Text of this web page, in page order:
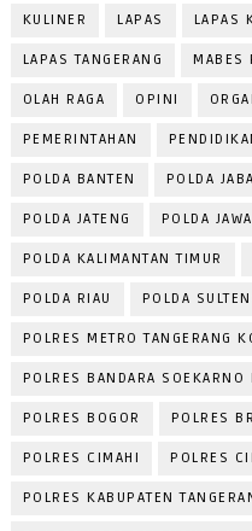
KULINER LAPAS LAPAS
LAPAS TANGERANG MABES
OLAH RAGA OPINI
PEMERINTAHAN
POLDA BANTEN POLDA
POLDA JATENG POLDA
POLDA KALIMANTAN TIMUR
POLDA RIAU POLDA
POLRES METRO TANGERANG
POLRES BANDARA SOEKARNO
POLRES BOGOR POLRES
POLRES CIMAHI POLRES
POLRES KABUPATEN